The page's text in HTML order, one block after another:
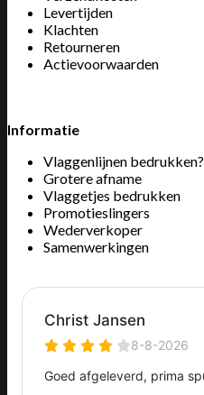
Levertijden
Klachten
Retourneren
Actievoorwaarden
Informatie
Vlaggenlijnen bedrukken?
Grotere afname
Vlaggetjes bedrukken
Promotieslingers
Wederverkoper
Samenwerkingen